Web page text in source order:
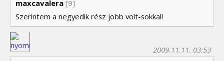
maxcavalera [9]
Szerintem a negyedik rész jobb volt-sokkal!
2009.11.11. 03:53